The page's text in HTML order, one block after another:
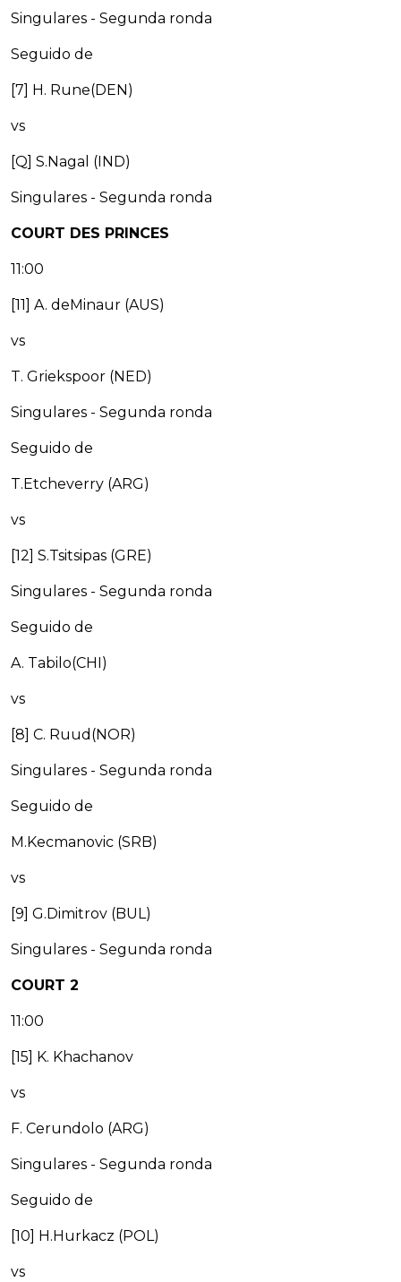
Singulares - Segunda ronda
Seguido de
[7] H. Rune(DEN)
vs
[Q] S.Nagal (IND)
Singulares - Segunda ronda
COURT DES PRINCES
11:00
[11] A. deMinaur (AUS)
vs
T. Griekspoor (NED)
Singulares - Segunda ronda
Seguido de
T.Etcheverry (ARG)
vs
[12] S.Tsitsipas (GRE)
Singulares - Segunda ronda
Seguido de
A. Tabilo(CHI)
vs
[8] C. Ruud(NOR)
Singulares - Segunda ronda
Seguido de
M.Kecmanovic (SRB)
vs
[9] G.Dimitrov (BUL)
Singulares - Segunda ronda
COURT 2
11:00
[15] K. Khachanov
vs
F. Cerundolo (ARG)
Singulares - Segunda ronda
Seguido de
[10] H.Hurkacz (POL)
vs